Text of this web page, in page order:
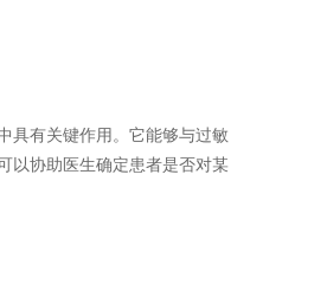
有关键作用。它能够与过敏
以协助医生确定患者是否对某